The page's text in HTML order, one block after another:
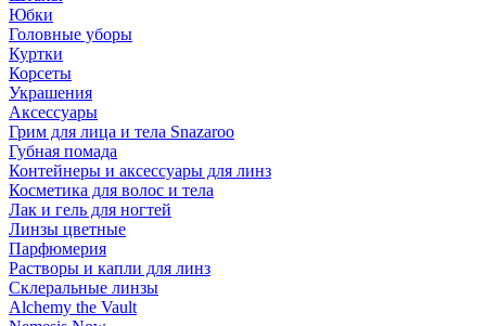
Юбки
Головные уборы
Куртки
Корсеты
Украшения
Аксессуары
Грим для лица и тела Snazaroo
Губная помада
Контейнеры и аксессуары для линз
Косметика для волос и тела
Лак и гель для ногтей
Линзы цветные
Парфюмерия
Растворы и капли для линз
Склеральные линзы
Alchemy the Vault